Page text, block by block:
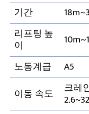
기간
리프팅 높
이
노동계급
A5
이동 속도
크레